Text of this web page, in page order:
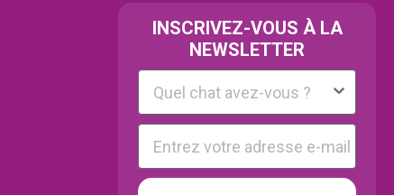
INSCRIVEZ-VOUS À LA
NEWSLETTER
Kattenras
E-mail